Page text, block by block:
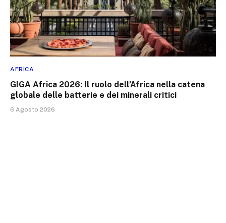
AFRICA
GIGA Africa 2026: Il ruolo dell’Africa nella catena
globale delle batterie e dei minerali critici
6 Agosto 2026